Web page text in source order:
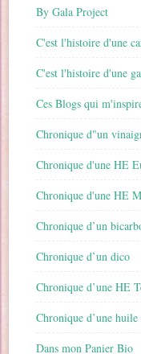
By Gala Project
C'est l'histoire d'une
C'est l'histoire d'une
Ces Blogs qui
Chronique d"un
Chronique d'une HE
Chronique d'une HE
Chronique d’un
Chronique d’un dico
Chronique d’une HE
Chronique d’une huile
Dans mon Panier Bio